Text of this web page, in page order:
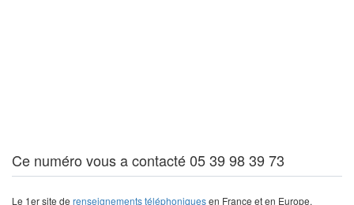
Ce numéro vous a contacté 05 39 98 39 73
Le 1er site de renseignements téléphoniquesen France et en Europe.